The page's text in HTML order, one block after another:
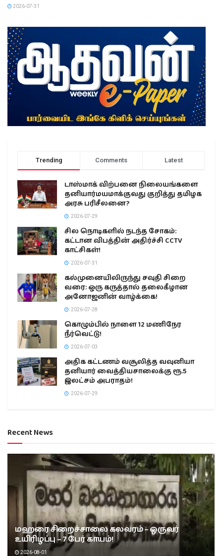
2026-07-31
Trending Comments Latest
டாஸ்மாக் விற்பனை நிலையங்களை
தனியார்மயமாக்குவது குறித்து தமிழக
அரசு பரிசீலனை?
2026-07-29
சில நொடிகளில் நடந்த சோகம்:
கட்டான விபத்தின் அதிர்ச்சி CCTV
காட்சிகள்!
2026-07-31
கல்முனையிலிருந்து சவுதி சிறை
வரை: ஒரு கருத்தால் தலைகீழான
அனோஜனின் வாழ்க்கை!
2026-07-28
கொழும்பில் நாளை 12 மணிநேர
நீர்வெட்டு!
2026-07-03
அதிக கட்டணம் வசூலித்த வவுனியா
தனியார் வைத்தியசாலைக்கு ரூ.5
இலட்சம் அபராதம்!
2026-07-29
Recent News
மஹரை சிறைச்சாலை கலவரம் – ஒருவர்
உயிரிழப்பு – 7 பேர் காயம்!
2026-08-01